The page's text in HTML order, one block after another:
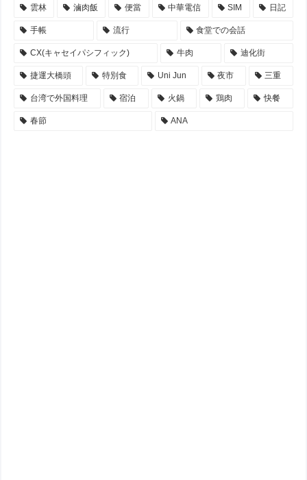
雲林 滷肉飯 便當 中華電信 SIM 日記
手帳 流行 食堂での会話
CX(キャセイパシフィック) 牛肉 迪化街
捷運大橋頭 特別食 Uni Jun 夜市 三重
台湾で外国料理 宿泊 火鍋 鶏肉 快餐
春節 ANA